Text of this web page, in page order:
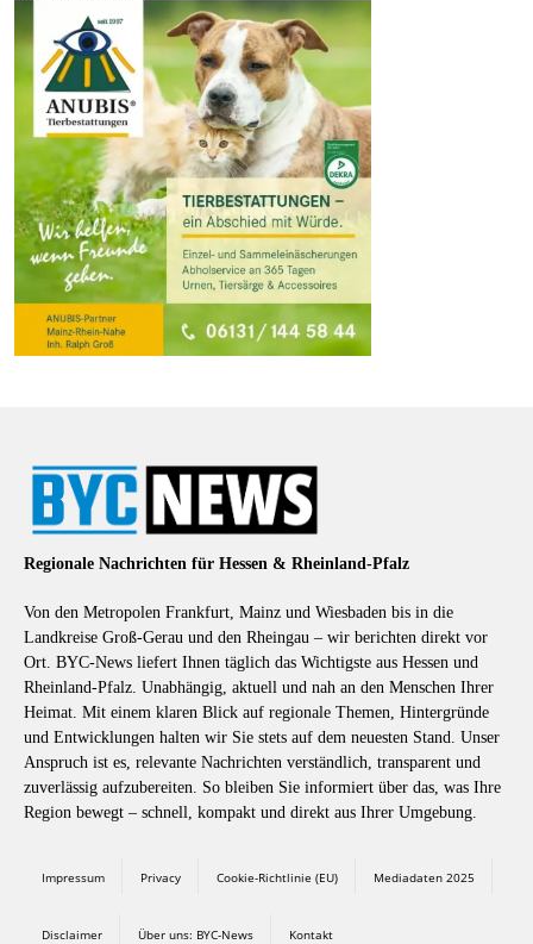
Regionale Nachrichten für Hessen & Rheinland-Pfalz
Von den Metropolen Frankfurt, Mainz und Wiesbaden bis in die
Landkreise Groß-Gerau und den Rheingau – wir berichten direkt vor
Ort. BYC-News liefert Ihnen täglich das Wichtigste aus Hessen und
Rheinland-Pfalz. Unabhängig, aktuell und nah an den Menschen Ihrer
Heimat. Mit einem klaren Blick auf regionale Themen, Hintergründe
und Entwicklungen halten wir Sie stets auf dem neuesten Stand. Unser
Anspruch ist es, relevante Nachrichten verständlich, transparent und
zuverlässig aufzubereiten. So bleiben Sie informiert über das, was Ihre
Region bewegt – schnell, kompakt und direkt aus Ihrer Umgebung.
Impressum Privacy Cookie-Richtlinie (EU) Mediadaten 2025
Disclaimer Über uns: BYC-News Kontakt